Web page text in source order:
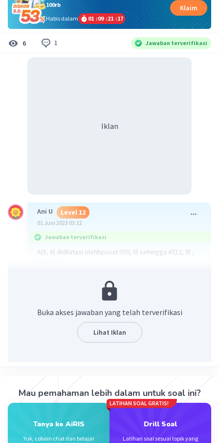
100rb
Habis dalam
01 :09 :21 :17
Klaim
6 1 Jawaban terverifikasi
Iklan
Ani U Level 12
01 Juni 2023 03:12
Jawaban terverifikasi
A(8, 6) didilatasi olehbpusat O(0, 0) sehingga A'(12, 9) ,
Jawaban : D
Beri Rating· 0) Balas
Buka akses jawaban yang telah terverifikasi
Lihat Iklan
Mau pemahaman lebih dalam untuk soal ini?
Tanya ke AiRIS
Yuk, cobain chat dan belajar
LATIHAN SOAL GRATIS!
Drill Soal
Latihan soal sesuai topik yang